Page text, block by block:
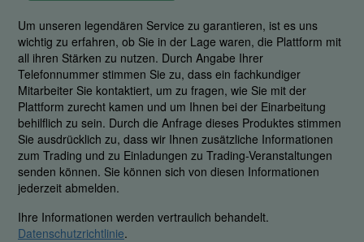
Um unseren legendären Service zu garantieren, ist es uns
wichtig zu erfahren, ob Sie in der Lage waren, die Plattform mit
all ihren Stärken zu nutzen. Durch Angabe Ihrer
Telefonnummer stimmen Sie zu, dass ein fachkundiger
Mitarbeiter Sie kontaktiert, um zu fragen, wie Sie mit der
Plattform zurecht kamen und um Ihnen bei der Einarbeitung
behilflich zu sein. Durch die Anfrage dieses Produktes stimmen
Sie ausdrücklich zu, dass wir Ihnen zusätzliche Informationen
zum Trading und zu Einladungen zu Trading-Veranstaltungen
senden können. Sie können sich von diesen Informationen
jederzeit abmelden.
Ihre Informationen werden vertraulich behandelt.
Datenschutzrichtlinie.